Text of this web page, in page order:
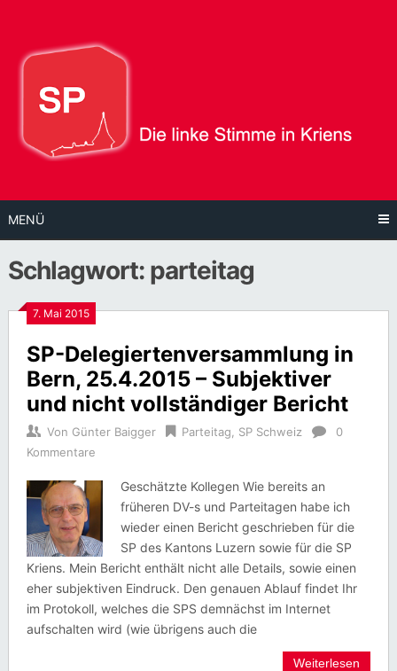
Inhalt
MENÜ
Schlagwort: parteitag
7. Mai 2015
SP-Delegiertenversammlung in
Bern, 25.4.2015 – Subjektiver
und nicht vollständiger Bericht
Von Günter Baigger Parteitag SP Schweiz
0
Kommentare
Geschätzte Kollegen Wie bereits an
früheren DV-s und Parteitagen habe ich
wieder einen Bericht geschrieben für die
SP des Kantons Luzern sowie für die SP
Kriens. Mein Bericht enthält nicht alle Details, sowie einen
eher subjektiven Eindruck. Den genauen Ablauf findet Ihr
im Protokoll, welches die SPS demnächst im Internet
aufschalten wird (wie übrigens auch die
Weiterlesen